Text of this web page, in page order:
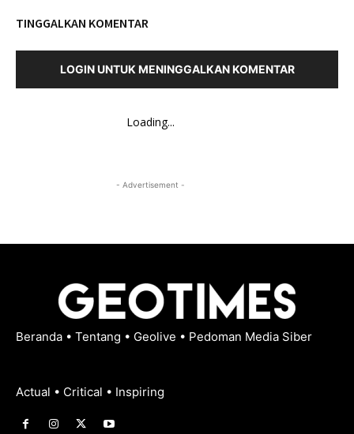
TINGGALKAN KOMENTAR
LOGIN UNTUK MENINGGALKAN KOMENTAR
Loading...
- Advertisement -
Beranda • Tentang • Geolive • Pedoman Media Siber
Actual • Critical • Inspiring